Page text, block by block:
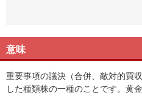
意味
重要事項の議決（合併、敵対的買
した種類株の一種のことです。黄